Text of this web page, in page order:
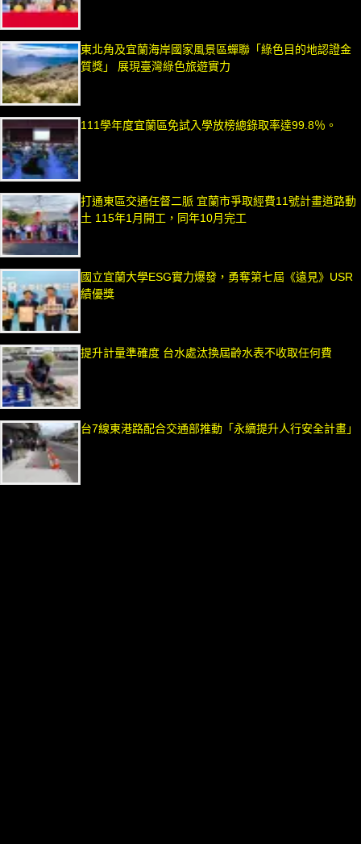
東北角及宜蘭海岸國家風景區蟬聯「綠色目的地認證金
質獎」 展現臺灣綠色旅遊實力
111學年度宜蘭區免試入學放榜總錄取率達99.8％。
打通東區交通任督二脈 宜蘭市爭取經費11號計畫道路動
土 115年1月開工，同年10月完工
國立宜蘭大學ESG實力爆發，勇奪第七屆《遠見》USR
績優獎
提升計量準確度 台水處汰換屆齡水表不收取任何費
台7線東港路配合交通部推動「永續提升人行安全計畫」